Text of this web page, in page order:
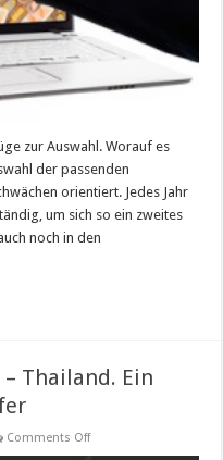
zur Auswahl. Worauf es
der passenden
orientiert. Jedes Jahr
um sich so ein zweites
noch in den
Thailand. Ein
Comments Offon